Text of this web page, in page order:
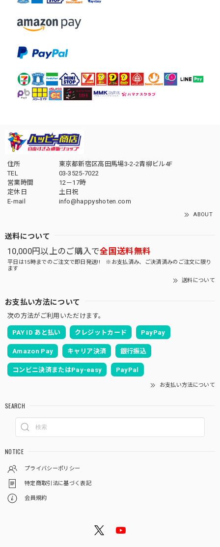
住所
東京都新宿区高田馬場3-2-2青柳ビル4F
TEL
03-3525-7022
営業時間
12－17時
定休日
土日祝
E-mail
info@happyshoten.com
ABOUT
送料について
10,000円以上のご購入で全国送料無料
平日は15時までのご注文で即日発送!! ※お支払済み、ご決済済みのご注文に限り
ます
送料について
お支払い方法について
次の方法がご利用いただけます。
PAY ID あと払い クレジットカード PayPay
Amazon Pay キャリア決済 銀行振込
コンビニ決済またはPay-easy PayPal
お支払い方法について
SEARCH
NOTICE
プライバシーポリシー
特定商取引法に基づく表記
会員規約